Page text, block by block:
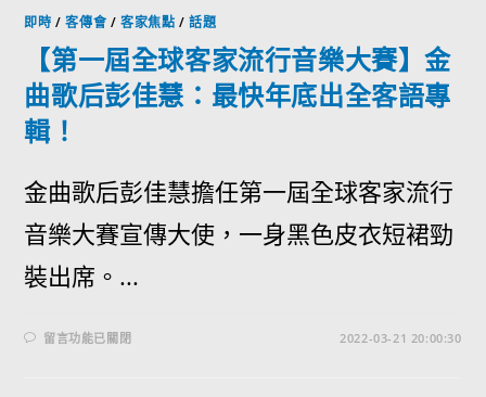
即時 /客傳會/客家焦點 /話題
【第一屆全球客家流行音樂大賽】金
曲歌后彭佳慧：最快年底出全客語專
輯！
金曲歌后彭佳慧擔任第一屆全球客家流行
音樂大賽宣傳大使，一身黑色皮衣短裙勁
裝出席。...
留言功能已關閉 2022-03-21 20:00:30